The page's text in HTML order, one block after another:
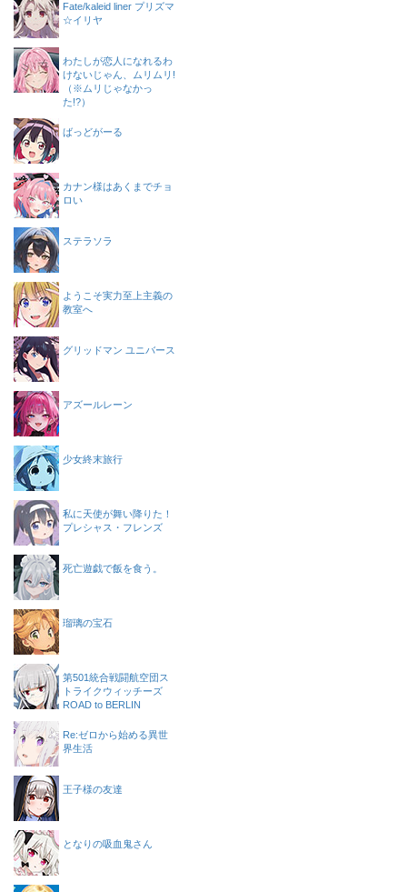
Fate/kaleid liner プリズマ
☆イリヤ
わたしが恋人になれるわ
けないじゃん、ムリムリ!
（※ムリじゃなかっ
た!?）
ばっどがーる
カナン様はあくまでチョ
ロい
ステラソラ
ようこそ実力至上主義の
教室へ
グリッドマン ユニバース
アズールレーン
少女終末旅行
私に天使が舞い降りた！
プレシャス・フレンズ
死亡遊戯で飯を食う。
瑠璃の宝石
第501統合戦闘航空団ス
トライクウィッチーズ
ROAD to BERLIN
Re:ゼロから始める異世
界生活
王子様の友達
となりの吸血鬼さん